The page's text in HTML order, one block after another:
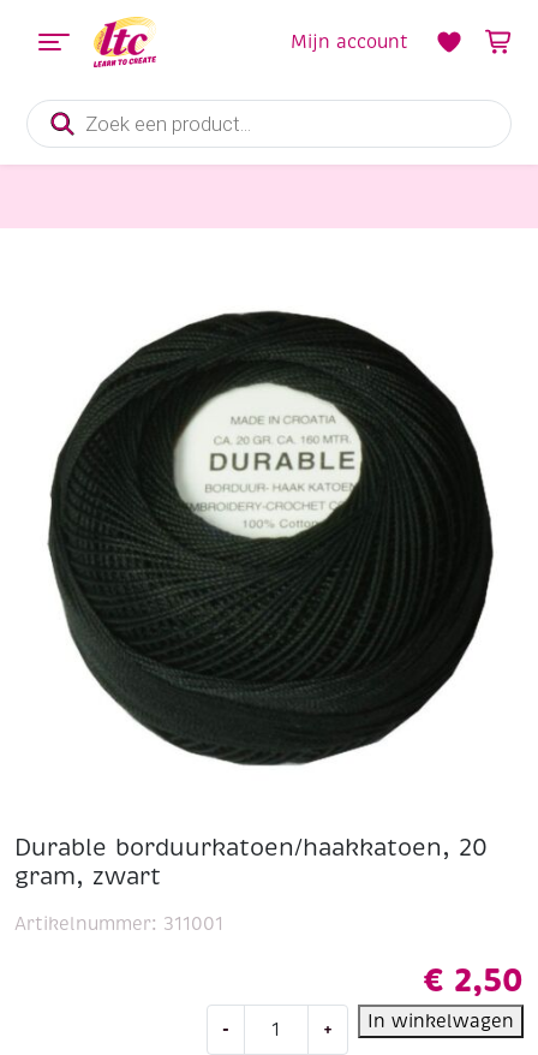
Producten
zoeken
Mijn account
Durable borduurkatoen/haakkatoen, 20
gram, zwart
€ 2,50
-
borduurkatoen/haakkatoen,
+ In winkelwagen
Artikelnummer: 311001